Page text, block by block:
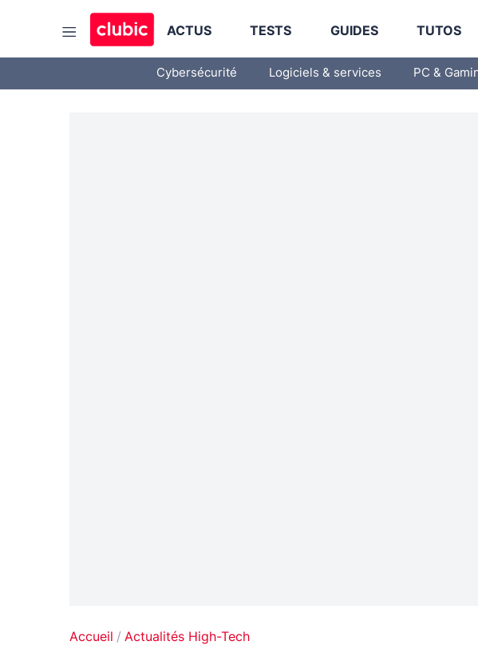
ACTUS TESTS GUIDES TUTOS
Cybersécurité Logiciels & services PC &
Accueil Actualités High-Tech